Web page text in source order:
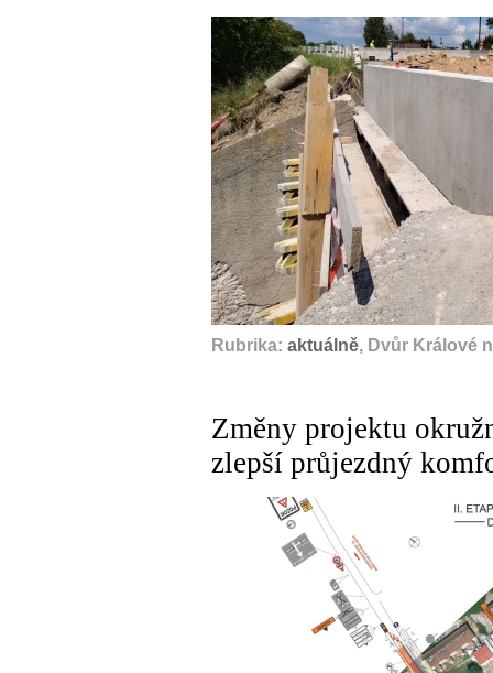
Rubrika: aktuálně, Dvůr Králové
Změny projektu
zlepší průjezdný